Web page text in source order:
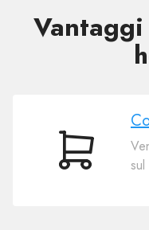
Commercio